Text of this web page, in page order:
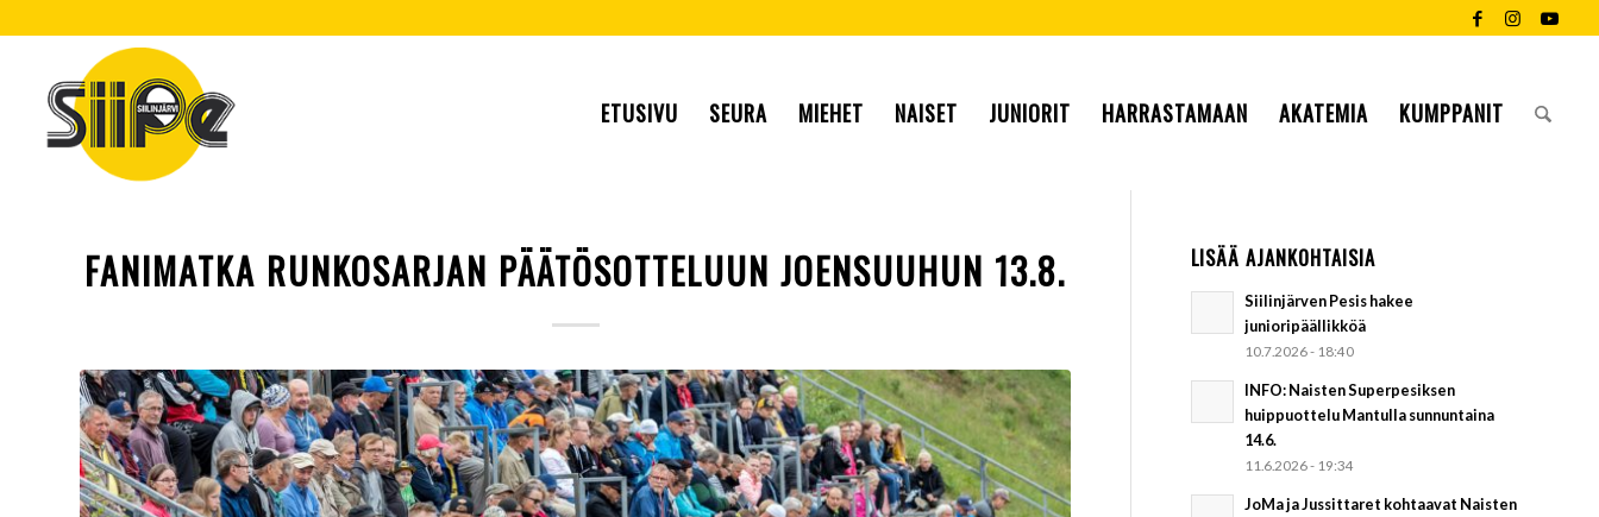
ETUSIVU SEURA MIEHET NAISET JUNIORIT HARRASTAMAAN AKATEMIA KUMPPANIT
FANIMATKA RUNKOSARJAN PÄÄTÖSOTTELUUN JOENSUUHUN 13.8. LISÄÄ AJANKOHTAISIA
Siilinjärven Pesis hakee
junioripäällikköä
10.7.2026 - 18:40
INFO: Naisten Superpesiksen
huippuottelu Mantulla sunnuntaina
14.6.
11.6.2026 - 19:34
JoMa ja Jussittaret kohtaavat Naisten